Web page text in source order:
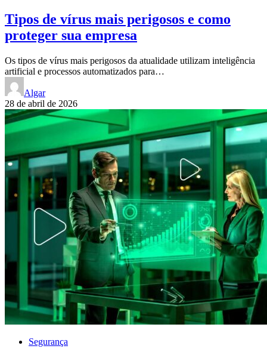
Tipos de vírus mais perigosos e como
proteger sua empresa
Os tipos de vírus mais perigosos da atualidade utilizam inteligência
artificial e processos automatizados para…
Algar
28 de abril de 2026
Segurança